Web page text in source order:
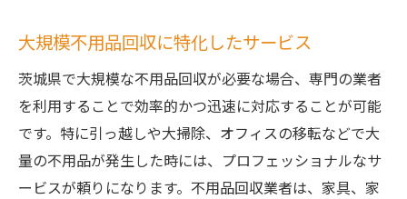
大規模不用品回収に特化したサービス
茨城県で大規模な不用品回収が必要な場合、専門の業者
を利用することで効率的かつ迅速に対応することが可能
です。特に引っ越しや大掃除、オフィスの移転などで大
量の不用品が発生した時には、プロフェッショナルなサ
ービスが頼りになります。不用品回収業者は、家具、家